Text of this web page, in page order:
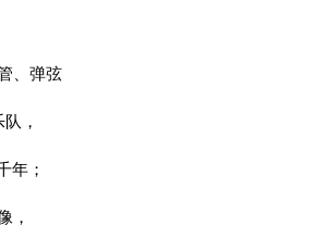
、弹弦
，
年；
，